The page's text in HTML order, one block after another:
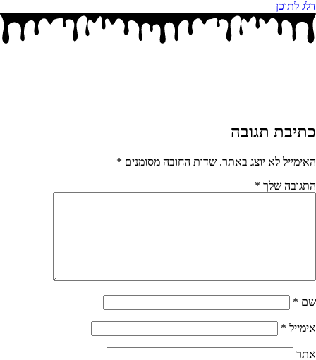
דלג לתוכן
כתיבת תגובה
האימייל לא יוצג באתר. שדות החובה מסומנים *
התגובה שלך *
שם *
אימייל *
אתר